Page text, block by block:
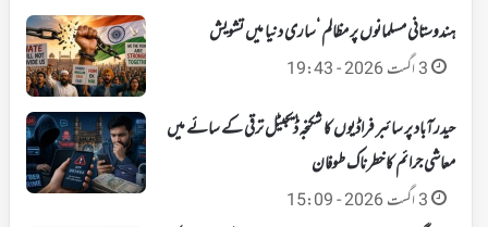
ہندوستانی مسلمانوں پر مظالم ‘ساری دنیا میں تشویش
3 اگست 2026 - 19:43
حیدرآباد پر سائبر فراڈیوں کا شکنجہ‘ ڈیجیٹل ترقی کے سائے میں
معاشی جرائم کا خطرناک طوفان
3 اگست 2026 - 15:09